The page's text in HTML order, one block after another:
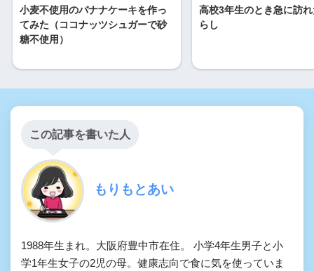
小麦不使用のバナナケーキを作っ
てみた（ココナッツシュガーで砂
糖不使用）
高校3年生のとき急に訪
らし
この記事を書いた人
もりもとあい
1988年生まれ。大阪府豊中市在住。 小学4年生男子と小
学1年生女子の2児の母。健康志向で食に気を使っていま